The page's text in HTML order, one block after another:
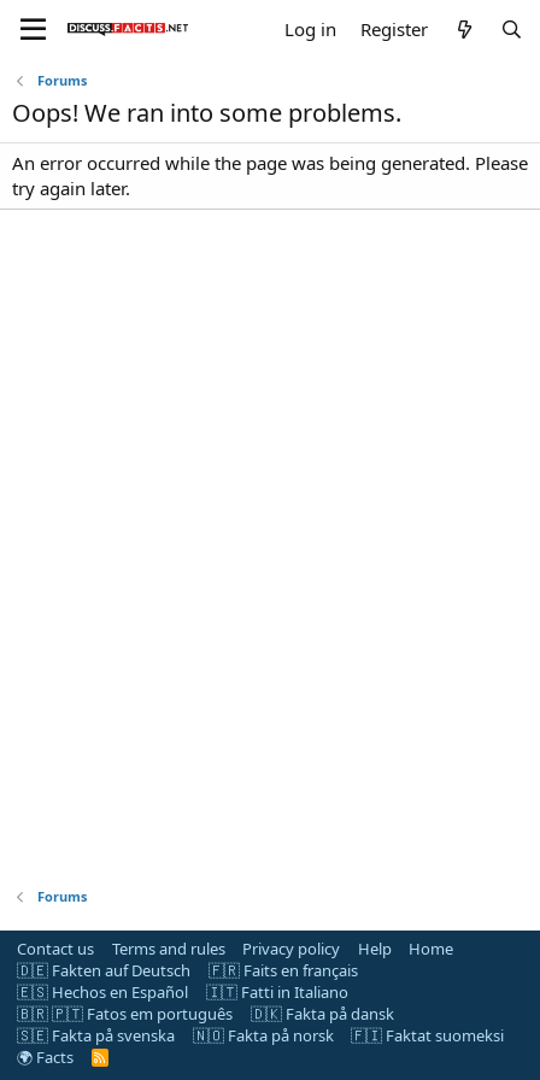
Log in Register
Forums
Oops! We ran into some problems.
An error occurred while the page was being generated. Please
try again later.
Forums
Contact us Terms and rules Privacy policy Help
Home
🇩🇪 Fakten auf Deutsch
🇫🇷 Faits en français
🇪🇸 Hechos en Español
🇮🇹 Fatti in Italiano
🇧🇷 🇵🇹 Fatos em português
🇩🇰 Fakta på dansk
🇸🇪 Fakta på svenska
🇳🇴 Fakta på norsk
🇫🇮 Faktat suomeksi
🌍 Facts
R